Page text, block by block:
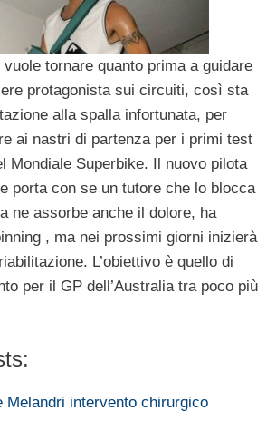
vuole tornare quanto prima a guidare
protagonista sui circuiti, così sta
alla spalla infortunata, per
ai nastri di partenza per i primi test
Mondiale Superbike. Il nuovo pilota
porta con se un tutore che lo blocca
ne assorbe anche il dolore, ha
, ma nei prossimi giorni inizierà
L’obiettivo è quello di
per il GP dell’Australia tra poco più
Melandri intervento chirurgico